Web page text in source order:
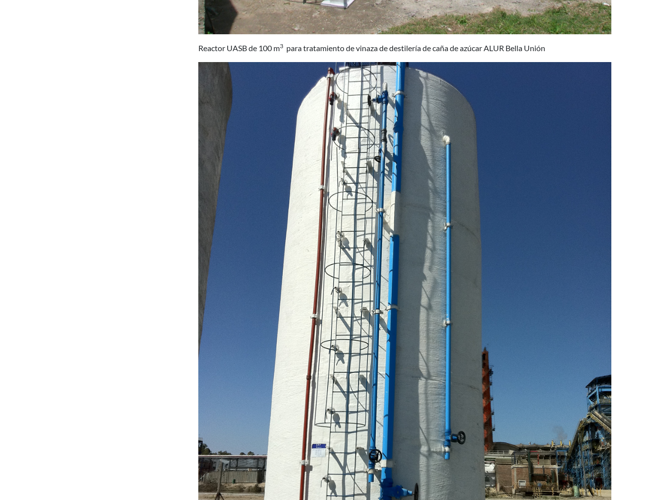
Reactor UASB de 100 m3 para tratamiento de vinaza de destilería de caña de azúcar ALUR Bella Unión